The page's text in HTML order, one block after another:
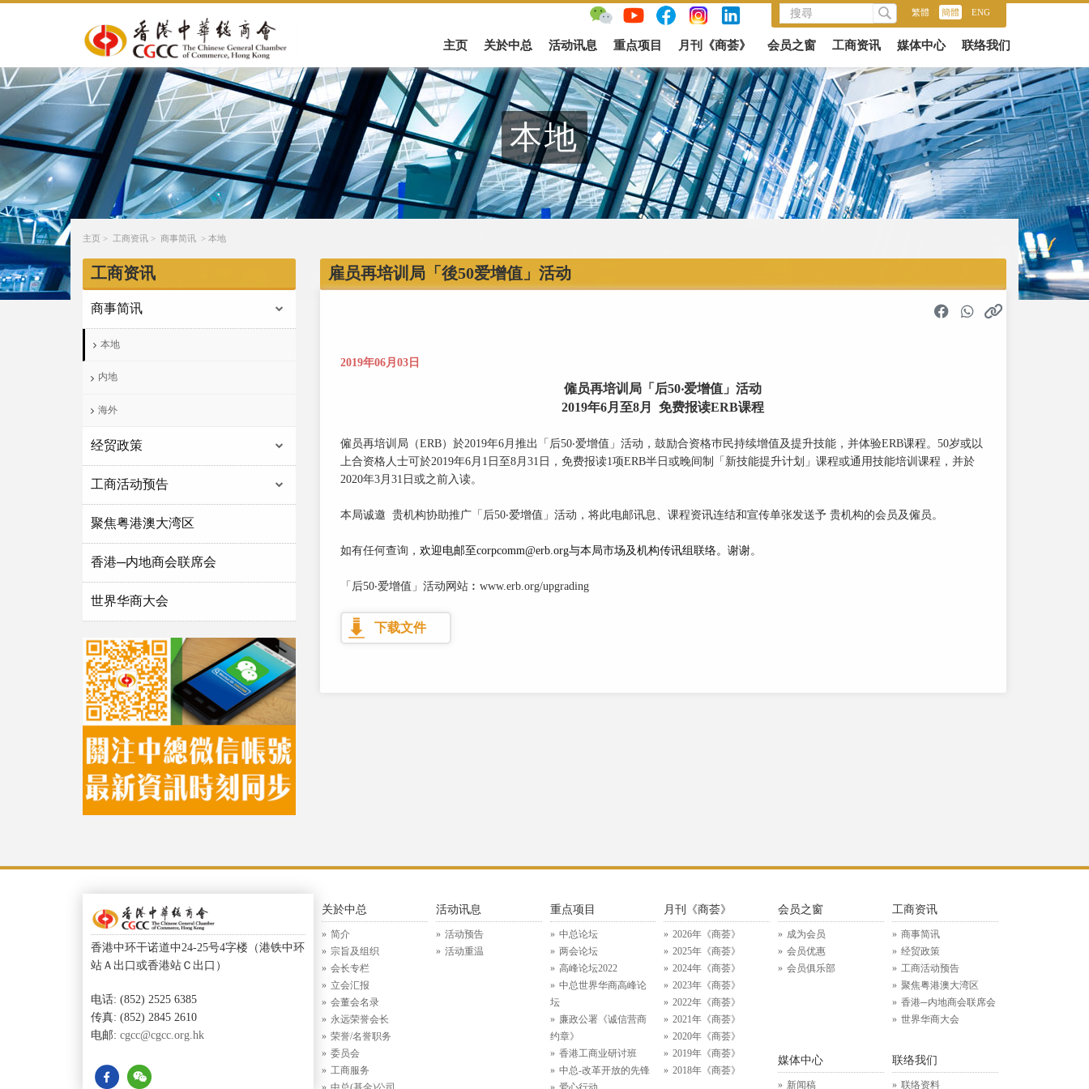
繁體 簡體 ENG
主页 关於中总 活动讯息 重点项目 月刊《商荟》 会员之窗 工商资讯 媒体中心 联络我们
本地
主页 > 工商资讯 > 商事简讯 > 本地
工商资讯
商事简讯
本地
内地
海外
经贸政策
工商活动预告
聚焦粤港澳大湾区
香港─内地商会联席会
世界华商大会
雇员再培训局「後50爱增值」活动
2019年06月03日
僱员再培训局「后50‧爱增值」活动
2019年6月至8月 免费报读ERB课程
僱员再培训局（ERB）於2019年6月推出「后50‧爱增值」活动，鼓励合资格巿民持续增值及提升技能，并体验ERB课程。50岁或以
上合资格人士可於2019年6月1日至8月31日，免费报读1项ERB半日或晚间制「新技能提升计划」课程或通用技能培训课程，并於
2020年3月31日或之前入读。
本局诚邀 贵机构协助推广「后50‧爱增值」活动，将此电邮讯息、课程资讯连结和宣传单张发送予 贵机构的会员及僱员。
如有任何查询， 欢迎电邮至corpcomm@erb.org与本局市场及机构传讯组联络。谢谢。
「后50‧爱增值」活动网站︰www.erb.org/upgrading
下载文件
香港中环干诺道中24-25号4字楼（港铁中环
站Ａ出口或香港站Ｃ出口）
电话: (852) 2525 6385
传真: (852) 2845 2610
电邮: cgcc@cgcc.org.hk
关於中总
简介
宗旨及组织
会长专栏
立会汇报
会董会名录
永远荣誉会长
荣誉/名誉职务
委员会
工商服务
活动讯息
活动预告
活动重温
重点项目
中总论坛
两会论坛
高峰论坛2022
中总世界华商高峰论
坛
廉政公署《诚信营商
约章》
香港工商业研讨班
中总-改革开放的先锋
月刊《商荟》
2026年《商荟》
2025年《商荟》
2024年《商荟》
2023年《商荟》
2022年《商荟》
2021年《商荟》
2020年《商荟》
2019年《商荟》
2018年《商荟》
会员之窗
成为会员
会员优惠
会员俱乐部
工商资讯
商事简讯
经贸政策
工商活动预告
聚焦粤港澳大湾区
香港─内地商会联席会
世界华商大会
媒体中心
新闻稿
联络我们
联络资料